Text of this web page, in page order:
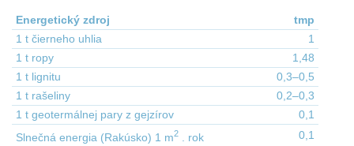
Energetický zdroj
tmp
1 t čierneho uhlia
1
1 t ropy
1,48
1 t lignitu
0,3–0,5
1 t rašeliny
0,2–0,3
1 t geotermálnej pary z gejzírov
0,1
Slnečná energia (Rakúsko) 1 m2 . rok
0,1